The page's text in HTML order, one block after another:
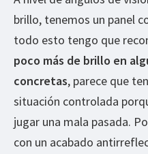
brillo, tenemos un panel
todo esto tengo que
poco más de brillo en
concretas, parece que
situación controlada
jugar una mala pasada.
con un acabado